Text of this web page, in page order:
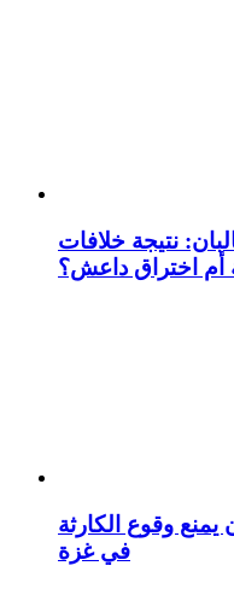
نتيجة خلافات
أم اختراق داعش؟
وقوع الكارثة
في غزة